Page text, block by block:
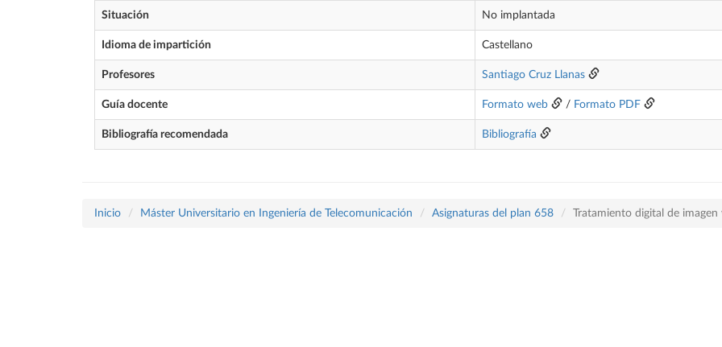
Situación No implantada
Idioma de impartición Castellano
Profesores Santiago Cruz Llanas
Guía docente Formato web / Formato PDF
Bibliografía recomendada Bibliografía
Inicio Máster Universitario en Ingeniería de Telecomunicación Asignaturas del plan 658 Tratamiento digital de